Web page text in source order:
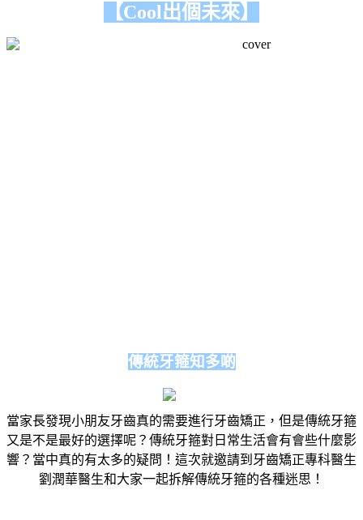
【Cool出個未來】
傳統牙箍知多啲
當家長發現小朋友牙齒真的需要進行牙齒矯正，但是傳統牙箍
又是不是最好的選擇呢？傳統牙箍對日常生活會有會些什麼影
響？當中真的有太多的疑問！這次就邀請到牙齒矯正專科醫生
劉潤華醫生和大家一起拆解傳統牙箍的各種迷思！